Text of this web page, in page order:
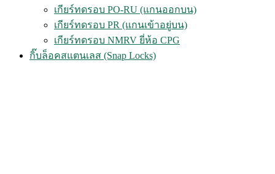
เกียร์ทดรอบ PO-RU (แกนออกบน)
เกียร์ทดรอบ PR (แกนเข้าอยู่บน)
เกียร์ทดรอบ NMRV ยี่ห้อ CPG
กิ๊บล็อคสแตนเลส (Snap Locks)